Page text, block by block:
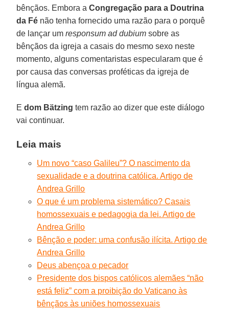
bênçãos. Embora aCongregação para a Doutrina
da Fé não tenha fornecido uma razão para o porquê
de lançar umresponsum ad dubium sobre as
bênçãos da igreja a casais do mesmo sexo neste
momento, alguns comentaristas especularam que é
por causa das conversas proféticas da igreja de
língua alemã.
Edom Bätzing tem razão ao dizer que este diálogo
vai continuar.
Leia mais
Um novo “caso Galileu”? O nascimento da
sexualidade e a doutrina católica. Artigo de
Andrea Grillo
O que é um problema sistemático? Casais
homossexuais e pedagogia da lei. Artigo de
Andrea Grillo
Bênção e poder: uma confusão ilícita. Artigo de
Andrea Grillo
Deus abençoa o pecador
Presidente dos bispos católicos alemães “não
está feliz” com a proibição do Vaticano às
bênçãos às uniões homossexuais